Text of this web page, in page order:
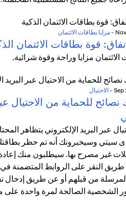
- مزايا بطاقات الائتمان
قوة بطاقات الائتمان
الائتمان مزايا وراحة وقوة شرائية.
- الاحتيال
للحماية من الاحتيال
عبر البريد الإلكتروني يتظاهر
وسيخبرونك أنه تم حظر بطاقتك
غير مصرح بها. سيطلبون منك
النقر على الروابط المتضمنة في
المرسلة من قبلهم أو عن طريق إدخال
الشخصية الصالحة لمرة واحدة على